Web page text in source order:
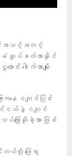
င်အသင့်အတင့်
မံ လှုပ်ခတ်လာနိုင်
ဒေါက်တာမျိုး
နေ ငလျင်ပြင်း
င်ငယ်နဲ့ ငလျင်
ြောဆိုခဲ့တာ ဖြစ်
င်တယ်လို့ ဖြေရ